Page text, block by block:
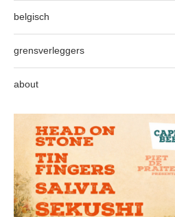
belgisch
grensverleggers
about